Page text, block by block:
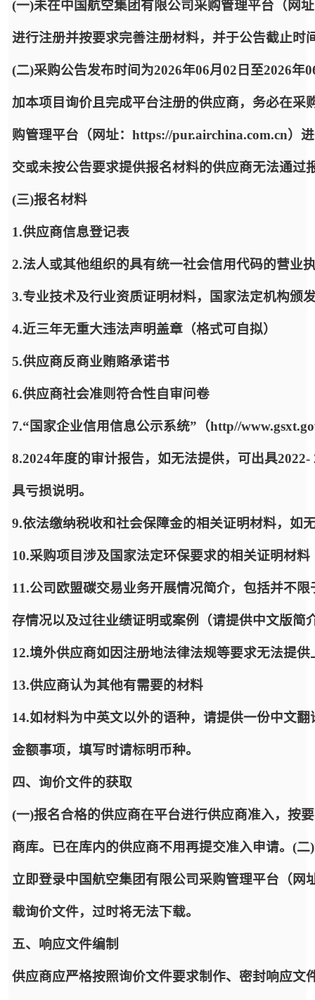
(一)未在中国航空集团有限公司采购管理平台（网
进行注册并按要求完善注册材料，并于公告截止时
(二)采购公告发布时间为2026年06月02日至2026
加本项目询价且完成平台注册的供应商，务必在
购管理平台（网址：https://pur.airchina.com.cn）
交或未按公告要求提供报名材料的供应商无法通过
(三)报名材料
1.供应商信息登记表
2.法人或其他组织的具有统一社会信用代码的营业
3.专业技术及行业资质证明材料，国家法定机构颁
4.近三年无重大违法声明盖章（格式可自拟）
5.供应商反商业贿赂承诺书
6.供应商社会准则符合性自审问卷
7.“国家企业信用信息公示系统”（http//
8.2024年度的审计报告，如无法提供，可出具
具亏损说明。
9.依法缴纳税收和社会保障金的相关证明材料，如
10.采购项目涉及国家法定环保要求的相关证明材料
11.公司欧盟碳交易业务开展情况简介，包括并不
存情况以及过往业绩证明或案例（请提供中文版简
12.境外供应商如因注册地法律法规等要求无法提
13.供应商认为其他有需要的材料
14.如材料为中英文以外的语种，请提供一份中文
金额事项，填写时请标明币种。
四、询价文件的获取
(一)报名合格的供应商在平台进行供应商准入，按
商库。已在库内的供应商不用再提交准入申请。(
立即登录中国航空集团有限公司采购管理平台（
载询价文件，过时将无法下载。
五、响应文件编制
供应商应严格按照询价文件要求制作、密封响应文